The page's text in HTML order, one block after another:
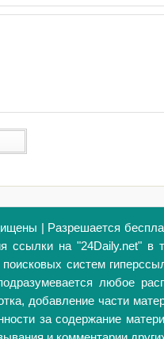
| Разрешается
ссылки на "24Daily.net" в
систем
любое
добавление части
за содержание